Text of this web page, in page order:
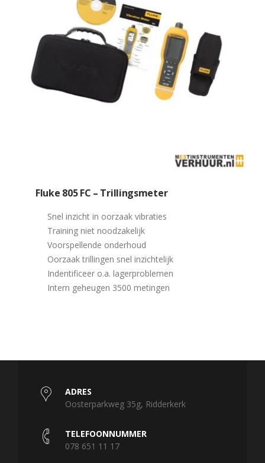
Fluke 805 FC – Trillingsmeter
Snel inzicht in oorzaak vibraties
Training niet noodzakelijk
Voorspellende onderhoud
Oorzaak trillingen snel inzichtelijk
Indentificeer o.a. lagerproblemen
Intern geheugen 3500 metingen
ADRES
Oosterparkweg 35g, Ridderkerk
TELEFOONNUMMER
078 651 11 17